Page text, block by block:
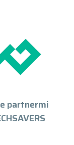
partnermi